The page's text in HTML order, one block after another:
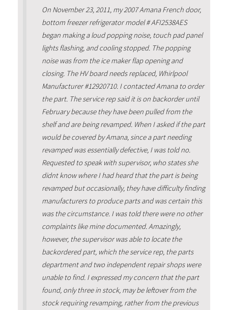
On November 23, 2011, my 2007 Amana French door,
bottom freezer refrigerator model # AFI2538AES
began making a loud popping noise, touch pad panel
lights flashing, and cooling stopped. The popping
noise was from the ice maker flap opening and
closing. The HV board needs replaced, Whirlpool
Manufacturer #12920710. I contacted Amana to order
the part. The service rep said it is on backorder until
February because they have been pulled from the
shelf and are being revamped. When I asked if the part
would be covered by Amana, since a part needing
revamped was essentially defective, I was told no.
Requested to speak with supervisor, who states she
didnt know where I had heard that the part is being
revamped but occasionally, they have difficulty finding
manufacturers to produce parts and was certain this
was the circumstance. I was told there were no other
complaints like mine documented. Amazingly,
however, the supervisor was able to locate the
backordered part, which the service rep, the parts
department and two independent repair shops were
unable to find. I expressed my concern that the part
found, only three in stock, may be leftover from the
stock requiring revamping, rather from the previous